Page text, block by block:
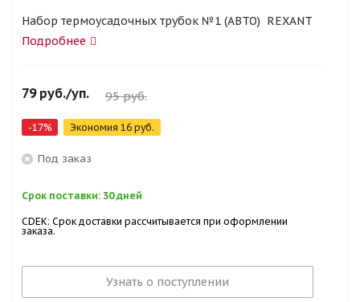
Набор термоусадочных трубок №1 (АВТО) REXANT
Подробнее
79руб./уп. 95руб.
-17% Экономия 16 руб.
Под заказ
Срок поставки: 30 дней
CDEK: Срок доставки рассчитывается при оформлении
заказа.
Узнать о поступлении